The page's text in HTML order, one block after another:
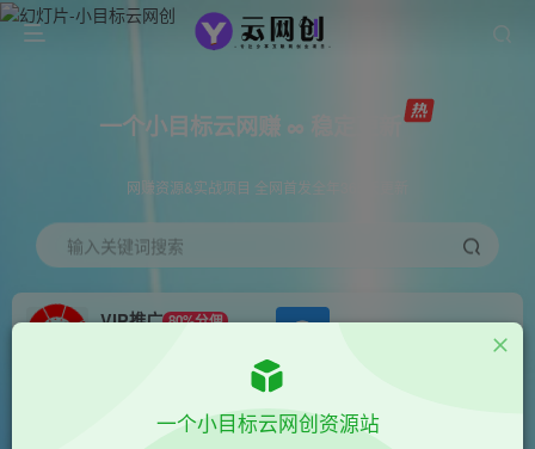
一个小目标云网赚 ∞ 稳定更新
网赚资源&实战项目 全网首发全年365天更新
输入关键词搜索
VIP推广 80%分佣
会员免费 正文
一个小目标云网创资源站